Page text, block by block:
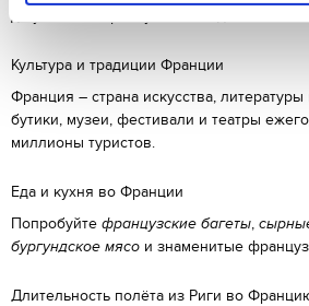
до уютных кафе и уличной еды.
Культура и традиции Франции
Франция – страна искусства,
бутики, музеи, фестивали и театры
миллионы туристов.
Еда и кухня во Франции
Попробуйте французские багеты,
бургундское мясо и знаменитые
Длительность полёта из Риги во